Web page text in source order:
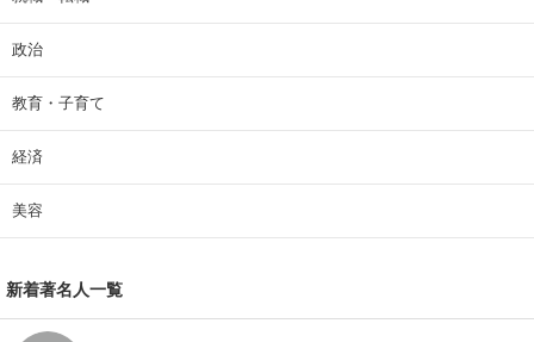
政治
教育・子育て
経済
美容
新着著名人一覧